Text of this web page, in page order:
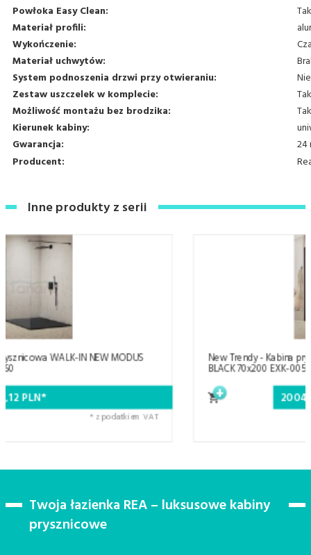
Powłoka Easy Clean:
Tak
Materiał profili:
Wykończenie:
Materiał uchwytów:
System podnoszenia drzwi przy otwieraniu:
Zestaw uszczelek w komplecie:
Tak
Możliwość montażu bez brodzika:
Tak
Kierunek kabiny:
Gwarancja:
24
Producent:
Inne produkty z serii
New Trendy - Kabina prysznicowa WALK-IN NEW MODUS
Twoja łazienka REA – luksusowe kabiny
prysznicowe